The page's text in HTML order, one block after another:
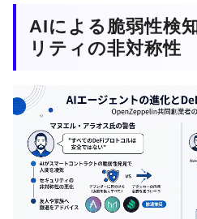
AIによる脆弱性検
リティの非対称性